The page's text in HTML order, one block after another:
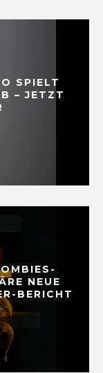
SPIELT
– JETZT
NEUE
BERICHT